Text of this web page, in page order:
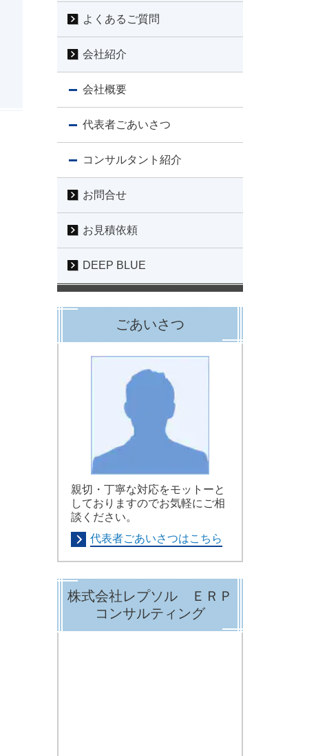
よくあるご質問
会社紹介
会社概要
代表者ごあいさつ
コンサルタント紹介
お問合せ
お見積依頼
DEEP BLUE
ごあいさつ
親切・丁寧な対応をモットーと
しておりますのでお気軽にご相
談ください。
代表者ごあいさつはこちら
株式会社レプソル ＥＲＰ
コンサルティング